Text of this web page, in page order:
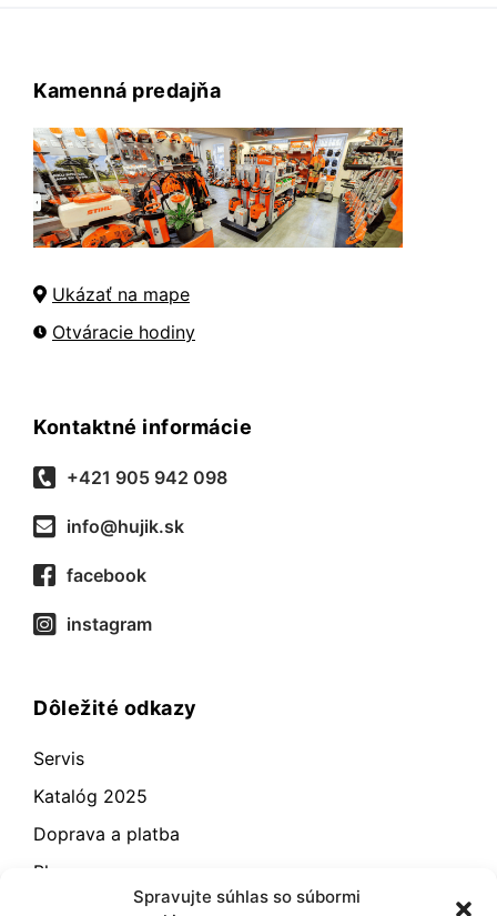
Spravujte súhlas so súbormi
Kamenná predajňa
Ukázať na mape
Otváracie hodiny
Kontaktné informácie
+421 905 942 098
info@hujik.sk
facebook
instagram
Dôležité odkazy
Servis
Katalóg 2025
Doprava a platba
Blog